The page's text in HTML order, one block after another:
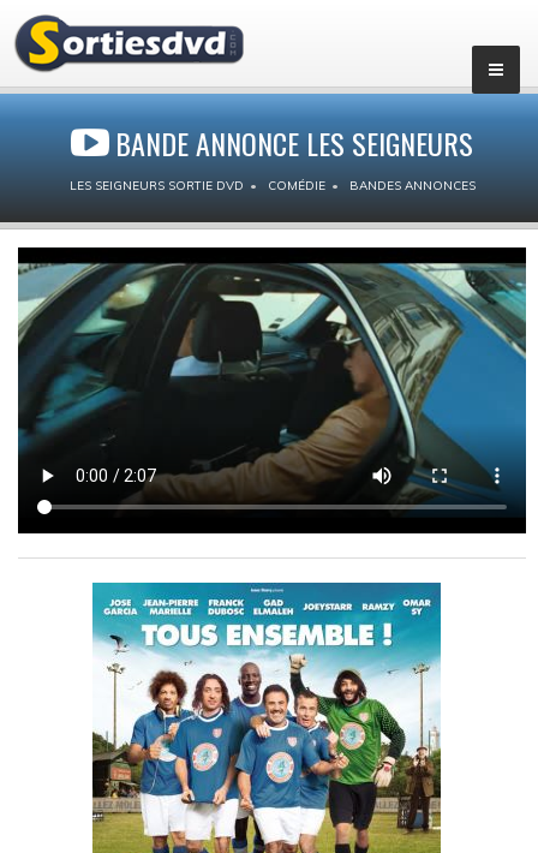
BANDE ANNONCE LES SEIGNEURS
LES SEIGNEURS SORTIE DVD COMÉDIE BANDES ANNONCES